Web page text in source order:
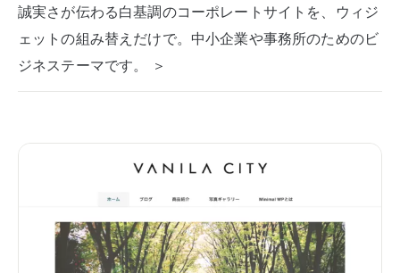
誠実さが伝わる白基調のコーポレートサイトを、ウィジ
ェットの組み替えだけで。中小企業や事務所のためのビ
ジネステーマです。 ＞